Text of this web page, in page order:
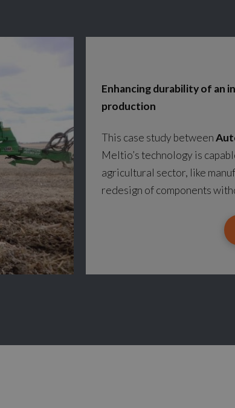
Enhancing durability of an
production
This case study between
Meltio’s technology is
agricultural sector, like
redesign of components